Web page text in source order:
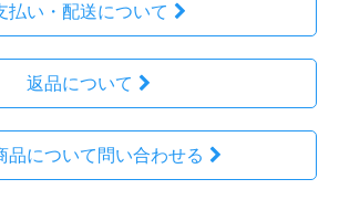
払い・配送について
返品について
品について問い合わせる